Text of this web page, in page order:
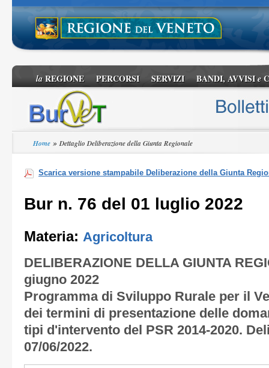
laREGIONE PERCORSI SERVIZI BANDI, AVVISIe
Home »Dettaglio Deliberazione della Giunta Regionale
Scarica versione stampabile Deliberazione della Giunta
Bur n. 76 del 01 luglio 2022
Materia: Agricoltura
DELIBERAZIONE DELLA GIUNTA
giugno 2022
Programma di Sviluppo Rurale per il
dei termini di presentazione delle
tipi d'intervento del PSR 2014-2020.
07/06/2022.